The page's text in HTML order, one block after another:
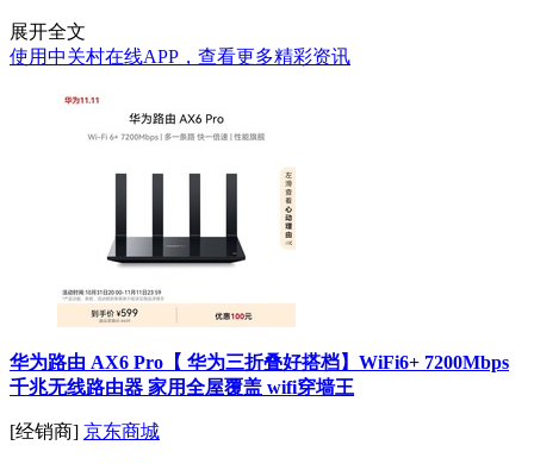
展开全文
使用中关村在线APP，查看更多精彩资讯
华为路由 AX6 Pro【 华为三折叠好搭档】WiFi6+ 7200Mbps
千兆无线路由器 家用全屋覆盖 wifi穿墙王
[经销商] 京东商城